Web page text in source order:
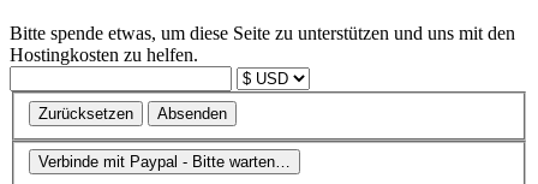
Bitte spende etwas, um diese Seite zu unterstützen und uns mit den
Hostingkosten zu helfen.